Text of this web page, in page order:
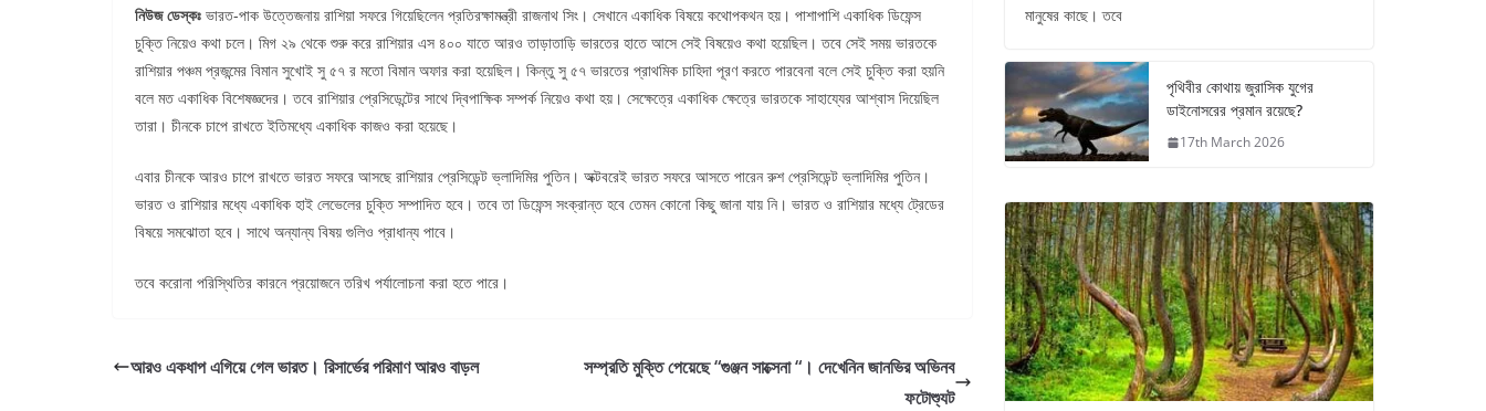
নিউজ ডেস্কঃ ভারত-পাক উত্তেজনায় রাশিয়া সফরে গিয়েছিলেন প্রতিরক্ষামন্ত্রী রাজনাথ সিং। সেখানে একাধিক বিষয়ে কথোপকথন হয়। পাশাপাশি একাধিক ডিফেন্স
চুক্তি নিয়েও কথা চলে। মিগ ২৯ থেকে শুরু করে রাশিয়ার এস ৪০০ যাতে আরও তাড়াতাড়ি ভারতের হাতে আসে সেই বিষয়েও কথা হয়েছিল। তবে সেই সময় ভারতকে
রাশিয়ার পঞ্চম প্রজন্মের বিমান সুখোই সু ৫৭ র মতো বিমান অফার করা হয়েছিল। কিন্তু সু ৫৭ ভারতের প্রাথমিক চাহিদা পূরণ করতে পারবেনা বলে সেই চুক্তি করা হয়নি
বলে মত একাধিক বিশেষজ্ঞদের। তবে রাশিয়ার প্রেসিডেন্টের সাথে দ্বিপাক্ষিক সম্পর্ক নিয়েও কথা হয়। সেক্ষেত্রে একাধিক ক্ষেত্রে ভারতকে সাহায্যের আশ্বাস দিয়েছিল
তারা। চীনকে চাপে রাখতে ইতিমধ্যে একাধিক কাজও করা হয়েছে।
এবার চীনকে আরও চাপে রাখতে ভারত সফরে আসছে রাশিয়ার প্রেসিডেন্ট ভ্লাদিমির পুতিন। অক্টবরেই ভারত সফরে আসতে পারেন রুশ প্রেসিডেন্ট ভ্লাদিমির পুতিন।
ভারত ও রাশিয়ার মধ্যে একাধিক হাই লেভেলের চুক্তি সম্পাদিত হবে। তবে তা ডিফেন্স সংক্রান্ত হবে তেমন কোনো কিছু জানা যায় নি। ভারত ও রাশিয়ার মধ্যে ট্রেডের
বিষয়ে সমঝোতা হবে। সাথে অন্যান্য বিষয় গুলিও প্রাধান্য পাবে।
তবে করোনা পরিস্থিতির কারনে প্রয়োজনে তরিখ পর্যালোচনা করা হতে পারে।
আরও একধাপ এগিয়ে গেল ভারত। রিসার্ভের পরিমাণ আরও বাড়ল
সম্প্রতি মুক্তি পেয়েছে “গুঞ্জন সাক্সেনা “। দেখেনিন জানভির অভিনব
ফটোশ্যুট
মানুষের কাছে। তবে
পৃথিবীর কোথায় জুরাসিক যুগের
ডাইনোসরের প্রমান রয়েছে?
17th March 2026